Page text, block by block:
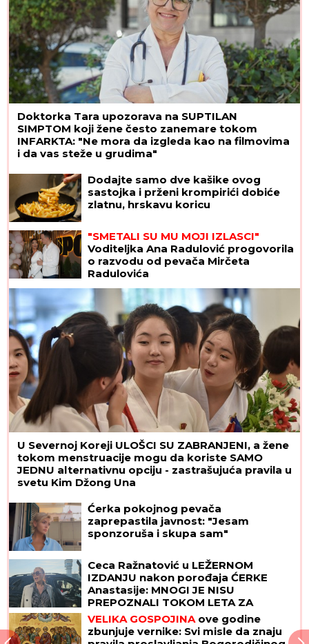
Doktorka Tara upozorava na SUPTILAN
SIMPTOM koji žene često zanemare tokom
INFARKTA: "Ne mora da izgleda kao na filmovima
i da vas steže u grudima"
Dodajte samo dve kašike ovog
sastojka i prženi krompirići dobiće
zlatnu, hrskavu koricu
"SMETALI SU MU MOJI IZLASCI"
Voditeljka Ana Radulović progovorila
o razvodu od pevača Mirčeta
Radulovića
U Severnoj Koreji ULOŠCI SU ZABRANJENI, a žene
tokom menstruacije mogu da koriste SAMO
JEDNU alternativnu opciju - zastrašujuća pravila u
svetu Kim Džong Una
Ćerka pokojnog pevača
zaprepastila javnost: "Jesam
sponzoruša i skupa sam"
Ceca Ražnatović u LEŽERNOM
IZDANJU nakon porođaja ĆERKE
Anastasije: MNOGI JE NISU
PREPOZNALI TOKOM LETA ZA
SRBIJU! (FOTO)
VELIKA GOSPOJINA ove godine
zbunjuje vernike: Svi misle da znaju